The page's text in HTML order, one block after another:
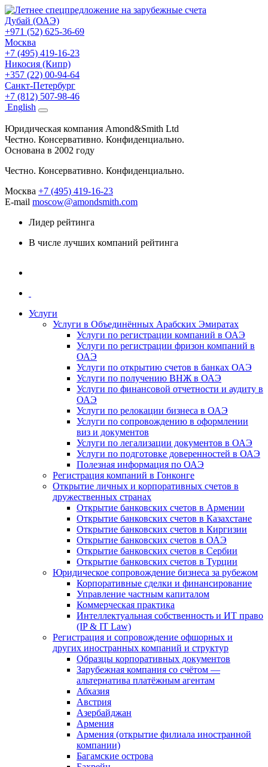
Дубай (ОАЭ)
+971 (52) 625-36-69
Москва
+7 (495) 419-16-23
Никосия (Кипр)
+357 (22) 00-94-64
Санкт-Петербург
+7 (812) 507-98-46
English
Юридическая компания Amond&Smith Ltd
Честно. Консервативно. Конфиденциально.
Основана в 2002 году
Честно. Консервативно. Конфиденциально.
Москва +7 (495) 419-16-23
E-mail moscow@amondsmith.com
Лидер рейтинга
В числе лучших компаний рейтинга
Услуги
Услуги в Объединённых Арабских Эмиратах
Услуги по регистрации компаний в ОАЭ
Услуги по регистрации фризон компаний в
ОАЭ
Услуги по открытию счетов в банках ОАЭ
Услуги по получению ВНЖ в ОАЭ
Услуги по финансовой отчетности и аудиту в
ОАЭ
Услуги по релокации бизнеса в ОАЭ
Услуги по сопровождению в оформлении
виз и документов
Услуги по легализации документов в ОАЭ
Услуги по подготовке доверенностей в ОАЭ
Полезная информация по ОАЭ
Регистрация компаний в Гонконге
Открытие личных и корпоративных счетов в
дружественных странах
Открытие банковских счетов в Армении
Открытие банковских счетов в Казахстане
Открытие банковских счетов в Киргизии
Открытие банковских счетов в ОАЭ
Открытие банковских счетов в Сербии
Открытие банковских счетов в Турции
Юридическое сопровождение бизнеса за рубежом
Корпоративные сделки и финансирование
Управление частным капиталом
Коммерческая практика
Интеллектуальная собственность и ИТ право
(IP & IT Law)
Регистрация и сопровождение офшорных и
других иностранных компаний и структур
Образцы корпоративных документов
Зарубежная компания со счётом —
альтернатива платёжным агентам
Абхазия
Австрия
Азербайджан
Армения
Армения (открытие филиала иностранной
компании)
Багамские острова